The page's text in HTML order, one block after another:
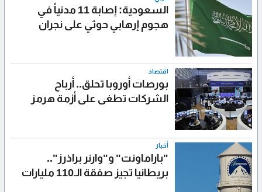
السعودية: إصابة 11 مدنياً في
هجوم إرهابي حوثي على نجران
اقتصاد
بورصات أوروبا تحلق.. أرباح
الشركات تطغى على أزمة هرمز
أخبار
"باراماونت" و"وارنر براذرز"..
بريطانيا تجيز صفقة الـ110 مليارات